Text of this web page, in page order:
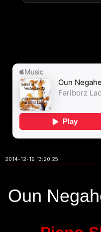
2014-12-19 13:20:25
Oun